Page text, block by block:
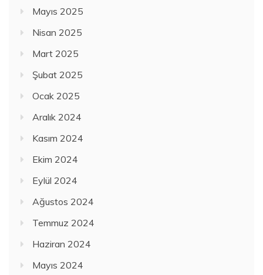
Mayıs 2025
Nisan 2025
Mart 2025
Şubat 2025
Ocak 2025
Aralık 2024
Kasım 2024
Ekim 2024
Eylül 2024
Ağustos 2024
Temmuz 2024
Haziran 2024
Mayıs 2024